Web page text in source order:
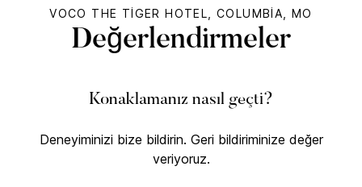
VOCO THE TIGER HOTEL, COLUMBIA, MO
Değerlendirmeler
Konaklamanız nasıl geçti?
Deneyiminizi bize bildirin. Geri bildiriminize değer
veriyoruz.